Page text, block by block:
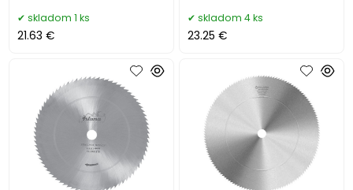
skladom 1 ks
21.63 €
skladom 4 ks
23.25 €